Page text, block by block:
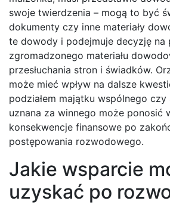
swoje twierdzenia – mogą to być
dokumenty czy inne materiały
te dowody i podejmuje decyzję na
zgromadzonego materiału
przesłuchania stron i świadków.
może mieć wpływ na dalsze
podziałem majątku wspólnego
uznana za winnego może ponosić
konsekwencje finansowe po
postępowania rozwodowego.
Jakie wsparcie
uzyskać po